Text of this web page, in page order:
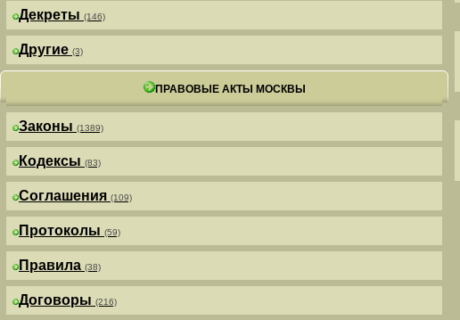
Декреты (146)
Другие (3)
ПРАВОВЫЕ АКТЫ МОСКВЫ
Законы (1389)
Кодексы (83)
Соглашения (109)
Протоколы (59)
Правила (38)
Договоры (216)